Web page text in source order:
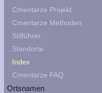
Cmentarze Projekt
Cmentarze Methoden
Stilführer
Standorte
Index
Cmentarze FAQ
Ortsnamen